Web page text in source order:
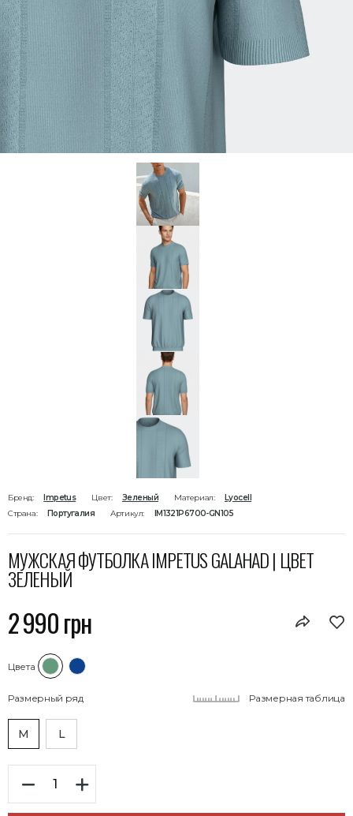
Бренд: Impetus Цвет: Зеленый Материал:
Lyocell
Страна:
Португалия Артикул: IM1321P6700-GN105
МУЖСКАЯ ФУТБОЛКА IMPETUS GALAHAD | ЦВЕТ
ЗЕЛЕНЫЙ
2 990 грн
Цвета
Размерный ряд Размерная таблица
M L